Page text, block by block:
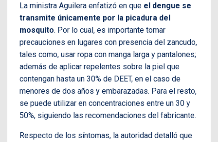
La ministra Aguilera enfatizó en que el dengue se
transmite únicamente por la picadura del
mosquito. Por lo cual, es importante tomar
precauciones en lugares con presencia del zancudo,
tales como, usar ropa con manga larga y pantalones;
además de aplicar repelentes sobre la piel que
contengan hasta un 30% de DEET, en el caso de
menores de dos años y embarazadas. Para el resto,
se puede utilizar en concentraciones entre un 30 y
50%, siguiendo las recomendaciones del fabricante.
Respecto de los síntomas, la autoridad detalló que